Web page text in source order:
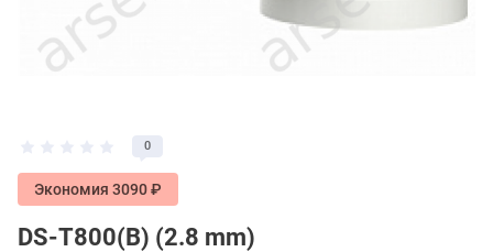
0
Экономия 3090 ₽
DS-T800(B) (2.8 mm)